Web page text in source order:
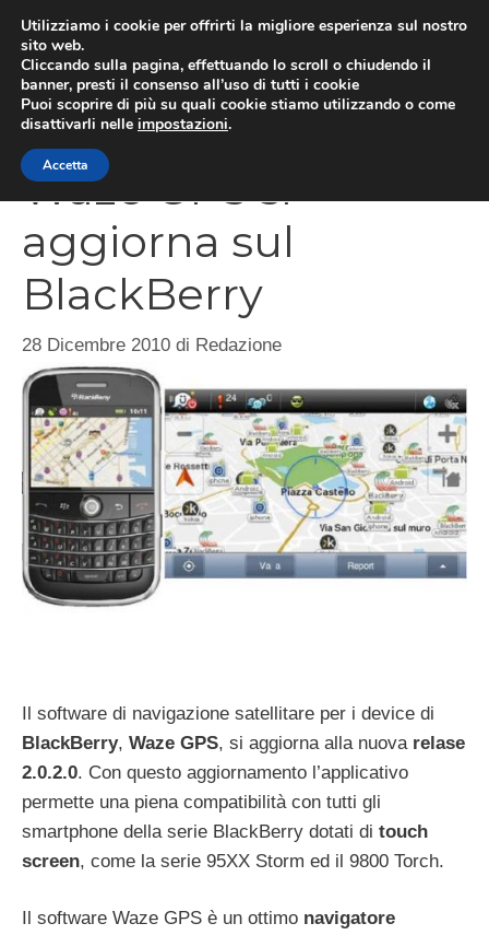
contenuto
Waze GPS si
aggiorna sul
BlackBerry
28 Dicembre 2010 di Redazione
Il software di navigazione satellitare per i device di
BlackBerry, Waze GPS, si aggiorna alla nuova relase
2.0.2.0. Con questo aggiornamento l’applicativo
permette una piena compatibilità con tutti gli
smartphone della serie BlackBerry dotati di touch
screen, come la serie 95XX Storm ed il 9800 Torch.
Il software Waze GPS è un ottimo navigatore
Utilizziamo i cookie per offrirti la migliore esperienza sul nostro
sito web.
Cliccando sulla pagina, effettuando lo scroll o chiudendo il
banner, presti il consenso all’uso di tutti i cookie
Puoi scoprire di più su quali cookie stiamo utilizzando o come
disattivarli nelle impostazioni.
Accetta